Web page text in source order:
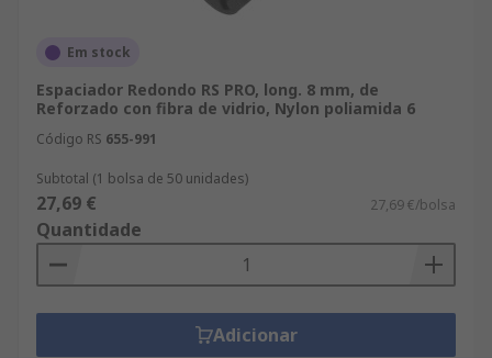
Em stock
Espaciador Redondo RS PRO, long. 8 mm, de
Reforzado con fibra de vidrio, Nylon poliamida 6
Código RS 655-991
Subtotal (1 bolsa de 50 unidades)
27,69 € 27,69 €/bolsa
Quantidade
Adicionar